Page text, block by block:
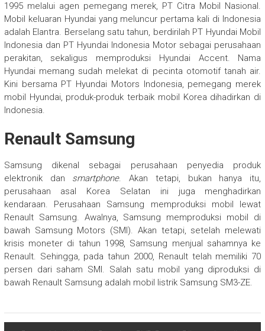
1995 melalui agen pemegang merek, PT Citra Mobil Nasional.
Mobil keluaran Hyundai yang meluncur pertama kali di Indonesia
adalah Elantra. Berselang satu tahun, berdirilah PT Hyundai Mobil
Indonesia dan PT Hyundai Indonesia Motor sebagai perusahaan
perakitan, sekaligus memproduksi Hyundai Accent. Nama
Hyundai memang sudah melekat di pecinta otomotif tanah air.
Kini bersama PT Hyundai Motors Indonesia, pemegang merek
mobil Hyundai, produk-produk terbaik mobil Korea dihadirkan di
Indonesia.
Renault Samsung
Samsung dikenal sebagai perusahaan penyedia produk
elektronik dan smartphone. Akan tetapi, bukan hanya itu,
perusahaan asal Korea Selatan ini juga menghadirkan
kendaraan. Perusahaan Samsung memproduksi mobil lewat
Renault Samsung. Awalnya, Samsung memproduksi mobil di
bawah Samsung Motors (SMI). Akan tetapi, setelah melewati
krisis moneter di tahun 1998, Samsung menjual sahamnya ke
Renault. Sehingga, pada tahun 2000, Renault telah memiliki 70
persen dari saham SMI. Salah satu mobil yang diproduksi di
bawah Renault Samsung adalah mobil listrik Samsung SM3-ZE.